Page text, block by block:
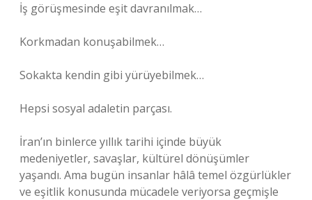
İş görüşmesinde eşit davranılmak…
Korkmadan konuşabilmek…
Sokakta kendin gibi yürüyebilmek…
Hepsi sosyal adaletin parçası.
İran’ın binlerce yıllık tarihi içinde büyük
medeniyetler, savaşlar, kültürel dönüşümler
yaşandı. Ama bugün insanlar hâlâ temel özgürlükler
ve eşitlik konusunda mücadele veriyorsa geçmişle